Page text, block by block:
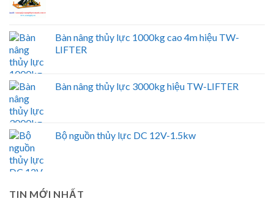
Bàn nâng thủy lực 1000kg cao 4m hiệu TW-
LIFTER
Bàn nâng thủy lực 3000kg hiệu TW-LIFTER
Bộ nguồn thủy lực DC 12V-1.5kw
TIN MỚI NHẤT